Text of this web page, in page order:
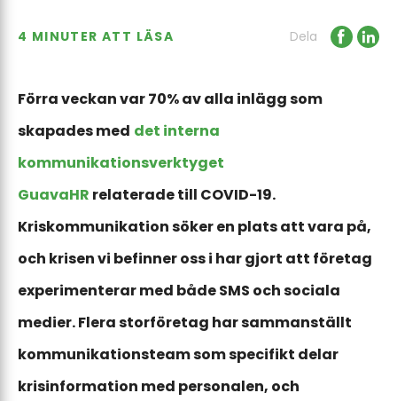
4 MINUTER ATT LÄSA Dela
Förra veckan var 70% av alla inlägg som
skapades med det interna
kommunikationsverktyget
GuavaHR relaterade till COVID-19.
Kriskommunikation söker en plats att vara på,
och krisen vi befinner oss i har gjort att företag
experimenterar med både SMS och sociala
medier. Flera storföretag har sammanställt
kommunikationsteam som specifikt delar
krisinformation med personalen, och